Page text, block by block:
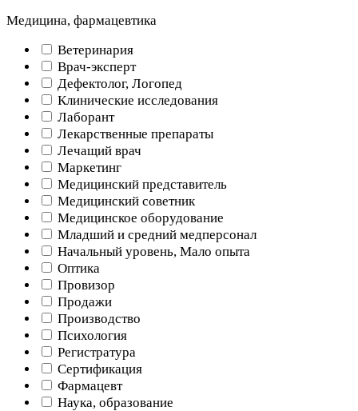
Медицина, фармацевтика
Ветеринария
Врач-эксперт
Дефектолог, Логопед
Клинические исследования
Лаборант
Лекарственные препараты
Лечащий врач
Маркетинг
Медицинский представитель
Медицинский советник
Медицинское оборудование
Младший и средний медперсонал
Начальный уровень, Мало опыта
Оптика
Провизор
Продажи
Производство
Психология
Регистратура
Сертификация
Фармацевт
Наука, образование